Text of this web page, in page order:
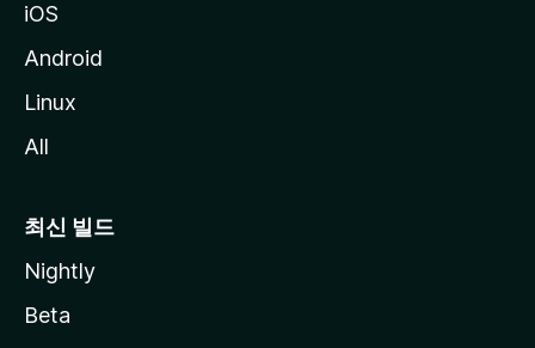
iOS
Android
Linux
All
최신 빌드
Nightly
Beta